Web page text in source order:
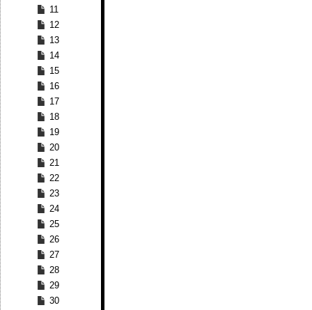
11
12
13
14
15
16
17
18
19
20
21
22
23
24
25
26
27
28
29
30